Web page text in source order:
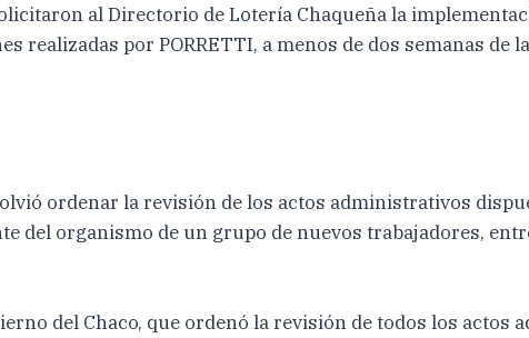
al Directorio de Lotería Chaqueña la
realizadas por PORRETTI, a menos de dos semanas de
ordenar la revisión de los actos administrativos
del organismo de un grupo de nuevos trabajadores,
del Chaco, que ordenó la revisión de todos los